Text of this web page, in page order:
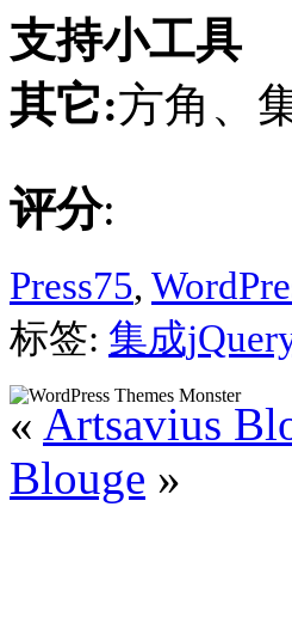
支持小工具
其它:方角、
评分:
Press75,
标签: 集成
« Artsavius
Blouge »